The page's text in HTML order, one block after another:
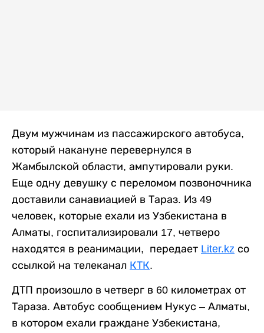
Двум мужчинам из пассажирского автобуса,
который накануне перевернулся в
Жамбылской области, ампутировали руки.
Еще одну девушку с переломом позвоночника
доставили санавиацией в Тараз. Из 49
человек, которые ехали из Узбекистана в
Алматы, госпитализировали 17, четверо
находятся в реанимации, передает Liter.kz со
ссылкой на телеканал КТК.
ДТП произошло в четверг в 60 километрах от
Тараза. Автобус сообщением Нукус ‒ Алматы,
в котором ехали граждане Узбекистана,